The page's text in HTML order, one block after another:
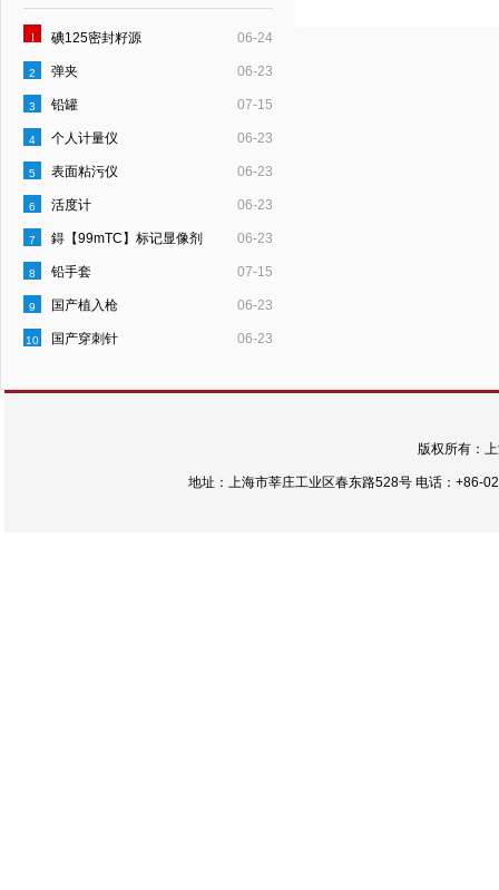
06-24
1 碘125密封籽源
06-23
2 弹夹
07-15
3 铅罐
06-23
4 个人计量仪
06-23
5 表面粘污仪
06-23
6 活度计
06-23
7 鍀【99mTC】标记显像剂
07-15
8 铅手套
06-23
9 国产植入枪
06-23
10 国产穿刺针
版权所有：
地址：上海市莘庄工业区春东路528号 电话：+86-